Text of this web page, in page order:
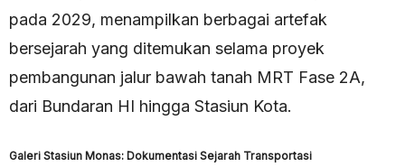
pada 2029, menampilkan berbagai artefak
bersejarah yang ditemukan selama proyek
pembangunan jalur bawah tanah MRT Fase 2A,
dari Bundaran HI hingga Stasiun Kota.
Galeri Stasiun Monas: Dokumentasi Sejarah Transportasi